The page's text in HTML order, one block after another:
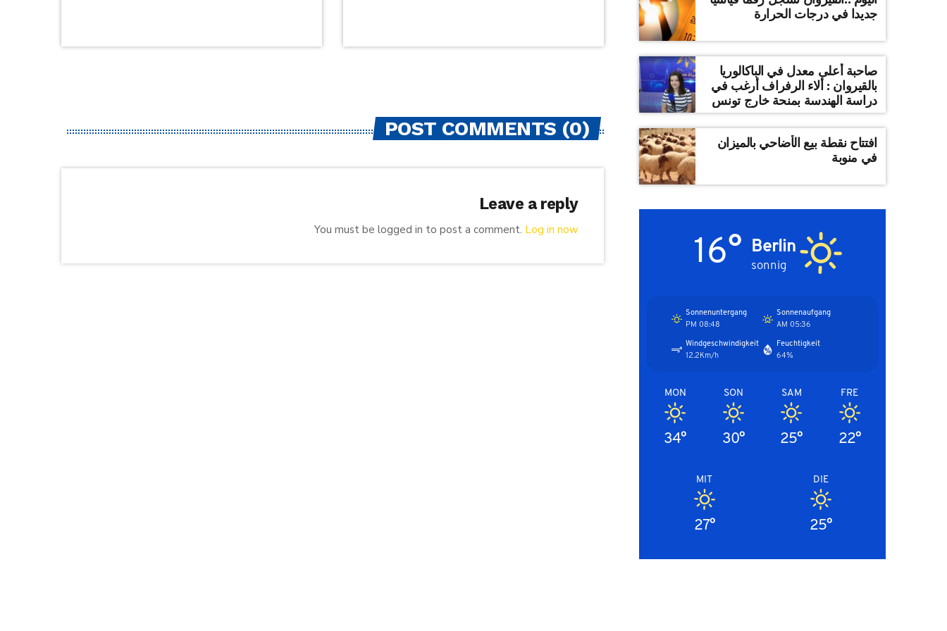
POST COMMENTS (0)
Leave a reply
You must be logged in to post a comment. Log in now
جديدا في درجات الحرارة
صاحبة أعلى معدل في الباكالوريا
بالقيروان : ألاء الرفراف أرغب في
دراسة الهندسة بمنحة خارج تونس
افتتاح نقطة بيع الأضاحي بالميزان
في منوبة
Berlin
sonnig
16°
Sonnenaufgang
05:36 AM
Sonnenuntergang
08:48 PM
Feuchtigkeit
64%
Windgeschwindigkeit
12.2Km/h
FRE
22°
SAM
25°
SON
30°
MON
34°
DIE
25°
MIT
27°